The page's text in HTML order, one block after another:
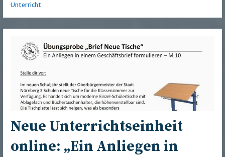
Unterricht
Neue Unterrichtseinheit
online: „Ein Anliegen in